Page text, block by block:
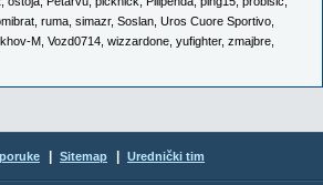
ruma simazr, Soslan Uros Cuore Sportivo
M Vozd0714 wizzardone yufighter, zmajbre
Sitemap Urednički tim